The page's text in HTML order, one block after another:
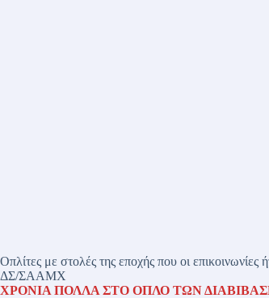
Oπλίτες με στολές της εποχής που οι
ΔΣ/ΣΑΑΜΧ
ΧΡΟΝΙΑ ΠΟΛΛΑ ΣΤΟ ΟΠΛΟ ΤΩΝ